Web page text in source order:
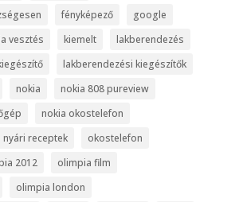
fényképező
google
vesztés kiemelt
lakberendezés
lakberendezési kiegészítők
nokia
nokia 808 pureview
nokia okostelefon
nyári receptek
okostelefon
2012
olimpia film
olimpia london